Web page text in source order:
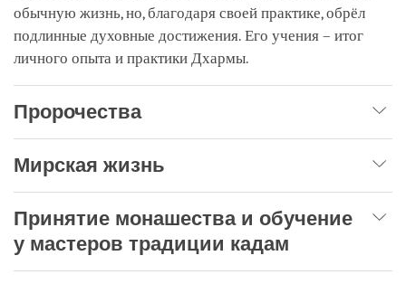
обычную жизнь, но, благодаря своей практике, обрёл
подлинные духовные достижения. Его учения – итог
личного опыта и практики Дхармы.
Пророчества
Мирская жизнь
Принятие монашества и обучение
у мастеров традиции кадам